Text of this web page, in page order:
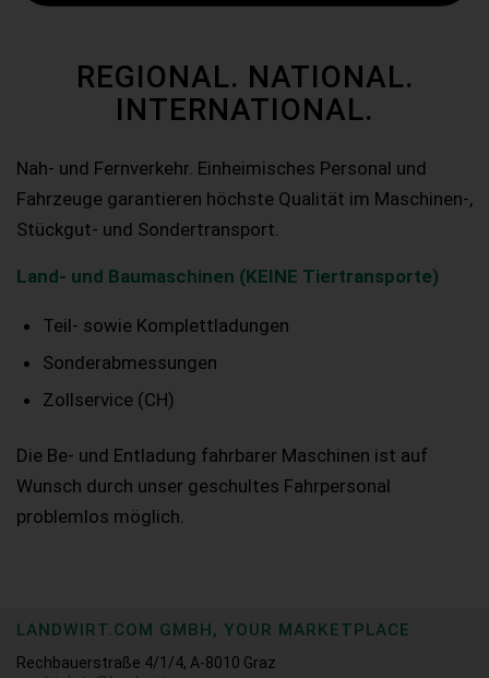
REGIONAL. NATIONAL.
INTERNATIONAL.
Nah- und Fernverkehr. Einheimisches Personal und
Fahrzeuge garantieren höchste Qualität im Maschinen-,
Stückgut- und Sondertransport.
Land- und Baumaschinen (KEINE Tiertransporte)
Teil- sowie Komplettladungen
Sonderabmessungen
Zollservice (CH)
Die Be- und Entladung fahrbarer Maschinen ist auf
Wunsch durch unser geschultes Fahrpersonal
problemlos möglich.
LANDWIRT.COM GMBH, YOUR MARKETPLACE
Rechbauerstraße 4/1/4, A-8010 Graz